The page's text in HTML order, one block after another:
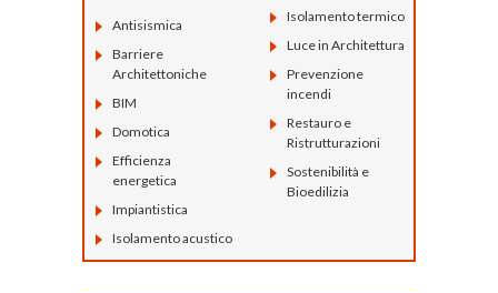
Antisismica
Barriere
Architettoniche
BIM
Domotica
Efficienza
energetica
Impiantistica
Isolamento acustico
Isolamento termico
Luce in Architettura
Prevenzione
incendi
Restauro e
Ristrutturazioni
Sostenibilità e
Bioedilizia